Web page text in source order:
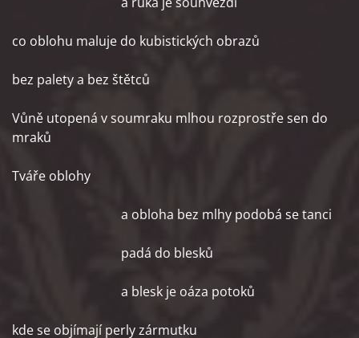
co oblohu maluje do kubistických obrazů
bez palety a bez štětců
Vůně utopená v soumraku mlhou rozprostře sen do
mraků
Tváře oblohy
a obloha bez mlhy podobá se tanci
padá do blesků
a blesk je oáza potoků
kde se objímají perly zármutku